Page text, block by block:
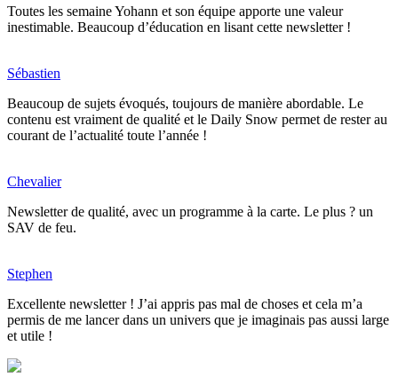
Toutes les semaine Yohann et son équipe apporte une valeur
inestimable. Beaucoup d’éducation en lisant cette newsletter !
Sébastien
Beaucoup de sujets évoqués, toujours de manière abordable. Le
contenu est vraiment de qualité et le Daily Snow permet de rester au
courant de l’actualité toute l’année !
Chevalier
Newsletter de qualité, avec un programme à la carte. Le plus ? un
SAV de feu.
Stephen
Excellente newsletter ! J’ai appris pas mal de choses et cela m’a
permis de me lancer dans un univers que je imaginais pas aussi large
et utile !